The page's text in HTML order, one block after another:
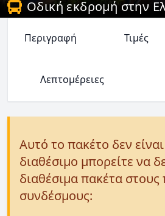
Οδική εκδρομή στην
Περιγραφή Τιμές
Λεπτομέρειες
Αυτό το πακέτο δεν
διαθέσιμο μπορείτε να
διαθέσιμα πακέτα
συνδέσμους: